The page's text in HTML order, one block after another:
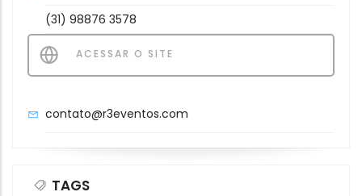
(31) 98876 3578
ACESSAR O SITE
contato@r3eventos.com
TAGS